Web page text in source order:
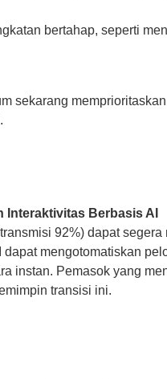
bertahap, seperti
sekarang
Interaktivitas Berbasis AI
92%) dapat
dapat mengotomatiskan
instan. Pemasok yang
transisi ini.